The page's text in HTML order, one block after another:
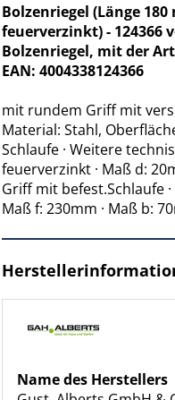
Bolzenriegel (Länge
feuerverzinkt) - 124366
Bolzenriegel, mit der
EAN: 4004338124366
mit rundem Griff mit
Material: Stahl,
Schlaufe · Weitere
feuerverzinkt · Maß d:
Griff mit befest.Schlaufe ·
Maß f: 230mm · Maß b:
Name des Herstellers